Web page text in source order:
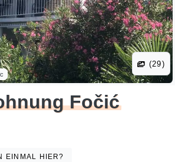
(29)
Fočić
EINMAL HIER?